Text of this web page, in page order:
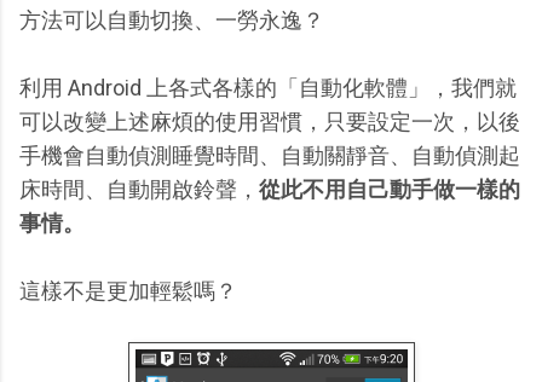
方法可以自動切換、一勞永逸？
利用 Android 上各式各樣的「自動化軟體」，我們就
可以改變上述麻煩的使用習慣，只要設定一次，以後
手機會自動偵測睡覺時間、自動關靜音、自動偵測起
床時間、自動開啟鈴聲， 從此不用自己動手做一樣的
事情。
這樣不是更加輕鬆嗎？